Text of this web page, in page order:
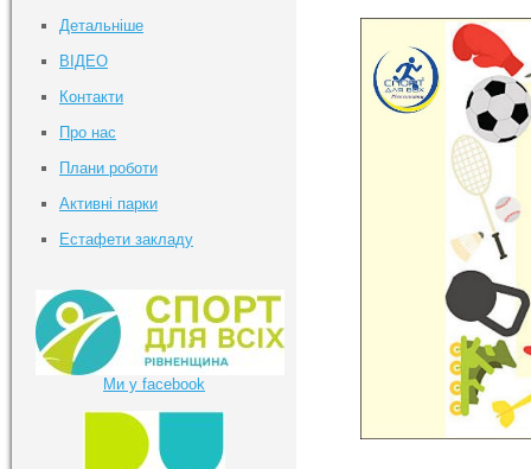
Детальніше
ВІДЕО
Контакти
Про нас
Плани роботи
Активні парки
Естафети закладу
Ми у facebook